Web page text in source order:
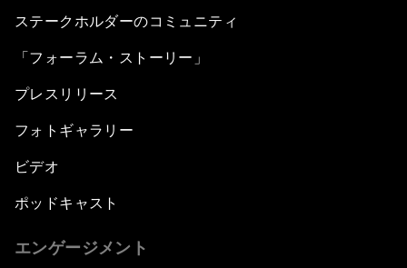
ステークホルダーのコミュニティ
「フォーラム・ストーリー」
プレスリリース
フォトギャラリー
ビデオ
ポッドキャスト
エンゲージメント